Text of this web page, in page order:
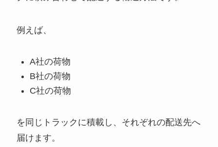
例えば、
A社の荷物
B社の荷物
C社の荷物
を同じトラックに積載し、それぞれの配送先へ
届けます。